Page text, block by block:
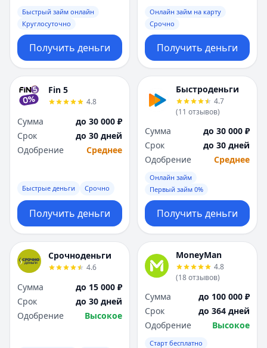
Быстрый займ онлайн
Круглосуточно
Получить деньги
Онлайн займ на карту
Срочно
Получить деньги
Fin 5
4.8
Сумма
до 30 000 ₽
Срок
до 30 дней
Одобрение
Среднее
Быстрые деньги Срочно
Получить деньги
Быстроденьги
4.7
(11 отзывов)
Сумма
до 30 000 ₽
Срок
до 30 дней
Одобрение
Среднее
Онлайн займ
Первый займ 0%
Получить деньги
Срочноденьги
4.6
Сумма
до 15 000 ₽
Срок
до 30 дней
Одобрение
Высокое
MoneyMan
4.8
(18отзывов)
Сумма
до 100 000 ₽
Срок
до 364 дней
Одобрение
Высокое
Старт бесплатно